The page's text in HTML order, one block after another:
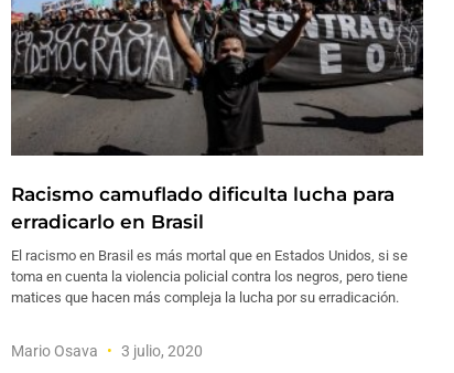
Racismo camuflado dificulta lucha para
erradicarlo en Brasil
El racismo en Brasil es más mortal que en Estados Unidos, si se
toma en cuenta la violencia policial contra los negros, pero tiene
matices que hacen más compleja la lucha por su erradicación.
Mario Osava 3 julio, 2020